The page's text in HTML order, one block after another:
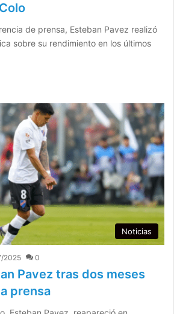
de prensa, Esteban Pavez realizó
sobre su rendimiento en los últimos
Noticias
2025 0
Pavez tras dos meses
prensa